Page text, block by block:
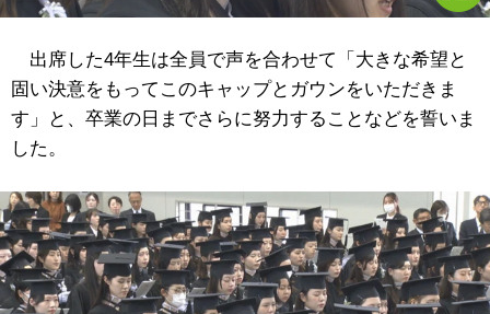
出席した4年生は全員で声を合わせて「大きな希望と
固い決意をもってこのキャップとガウンをいただきま
す」と、卒業の日までさらに努力することなどを誓いま
した。